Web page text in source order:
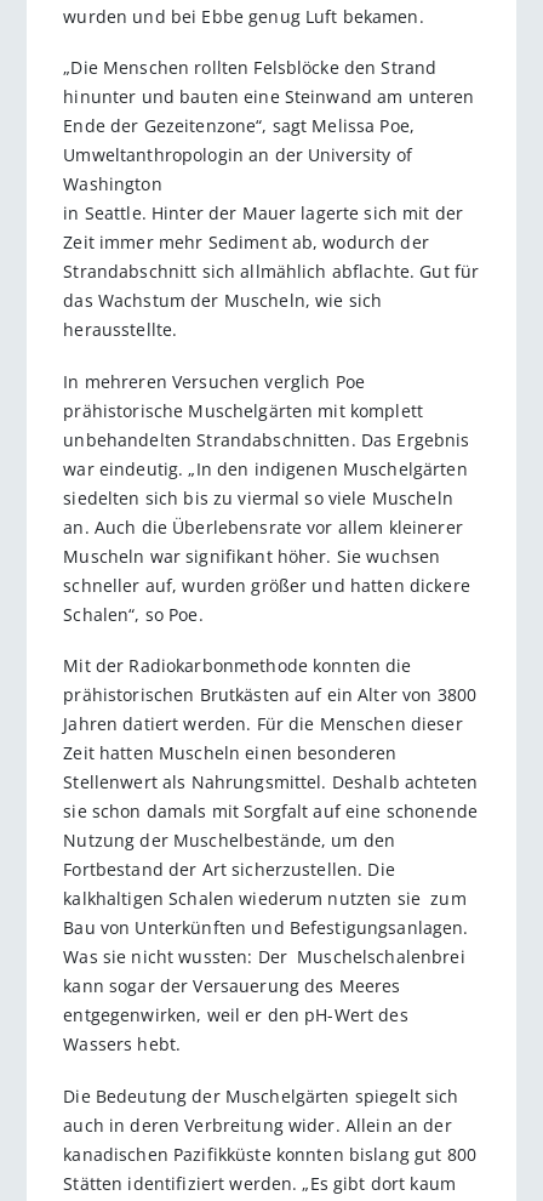
wurden und bei Ebbe genug Luft bekamen.
„Die Menschen rollten Felsblöcke den Strand
hinunter und bauten eine Steinwand am unteren
Ende der Gezeiten­zone“, sagt Melissa Poe,
Umweltanthro­pologin an der University of
Washington
in Seattle. Hinter der Mauer lagerte sich mit der
Zeit immer mehr Sediment ab, wodurch der
Strandabschnitt sich allmählich abflachte. Gut für
das Wachstum der Muscheln, wie sich
herausstellte.
In mehreren Versuchen verglich Poe
prähistorische Muschelgärten mit komplett
unbehandelten Strandabschnitten. Das Ergebnis
war eindeutig. „In den indigenen Muschelgärten
siedelten sich bis zu viermal so viele Muscheln
an. Auch die Überlebensrate vor allem kleinerer
Muscheln war signifikant höher. Sie wuchsen
schneller auf, wurden größer und hatten dickere
Schalen“, so Poe.
Mit der Radiokarbonmethode konnten die
prähistorischen Brutkästen auf ein Alter von 3800
Jahren datiert werden. Für die Menschen dieser
Zeit hatten Muscheln einen besonderen
Stellenwert als Nahrungsmittel. Deshalb achteten
sie schon damals mit Sorgfalt auf eine schonende
Nutzung der Muschelbestände, um den
Fortbestand der Art sicherzustellen. Die
kalkhaltigen Schalen wiederum nutzten sie zum
Bau von Unterkünften und Befestigungsanlagen.
Was sie nicht wussten: Der Muschelschalenbrei
kann sogar der Versauerung des Meeres
entgegenwirken, weil er den pH-Wert des
Wassers hebt.
Die Bedeutung der Muschelgärten spiegelt sich
auch in deren Verbreitung wider. Allein an der
kanadischen Pazifikküste konnten bislang gut 800
Stätten identifiziert werden. „Es gibt dort kaum